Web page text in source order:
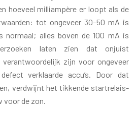
hoeveel milliampère er loopt als de
tot ongeveer 30–50 mA is
normaal; alles boven de 100 mA is
laten zien dat onjuist
verantwoordelijk zijn voor ongeveer
verklaarde accu’s. Door dat
verdwijnt het tikkende startrelais-
voor de zon.